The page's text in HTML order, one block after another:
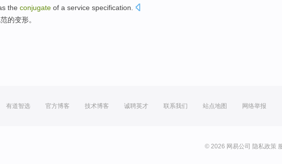
the conjugate of a service specification
的变形。
有道智选 官方博客 技术博客 诚聘英才 联系我们 站点地图 网络举报
© 2026 网易公司 隐私政策